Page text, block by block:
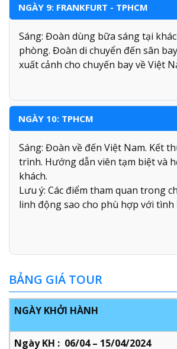
NGÀY 9: FRANKFURT - TPHCM
Sáng: Đoàn dùng bữa sáng tại
phòng. Đoàn di chuyển đến sân
xuất cảnh cho chuyến bay về Việt
NGÀY 10: TPHCM
Sáng: Đoàn về đến Việt Nam. Kết
trình. Hướng dẫn viên tạm biệt và
khách.
Lưu ý: Các điểm tham quan trong
linh động sao cho phù hợp với tình
BẢNG GIÁ TOUR
NGÀY KHỞI HÀNH
Ngày KH : 06/04 – 15/04/2024